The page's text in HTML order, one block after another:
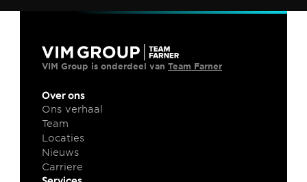
VIM Group is onderdeel van Team Farner
Over ons
Ons verhaal
Team
Locaties
Nieuws
Carriere